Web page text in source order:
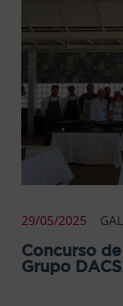
29/05/2025
Concurso
Grupo